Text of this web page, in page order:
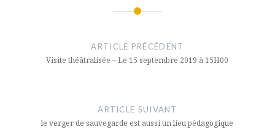
l’article
ARTICLE PRÉCÉDENT
Visite théâtralisée – Le 15 septembre 2019 à 15H00
ARTICLE SUIVANT
le verger de sauvegarde est aussi un lieu pédagogique